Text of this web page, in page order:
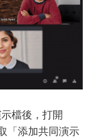
檔後，打開
「添加共同演示